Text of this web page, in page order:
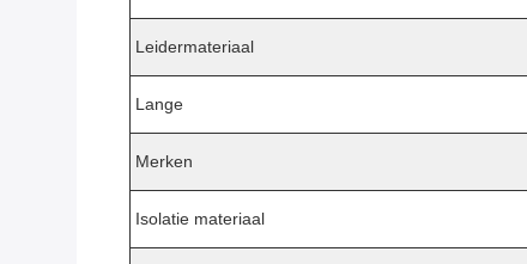
Leidermateriaal
Lange
Merken
Isolatie materiaal